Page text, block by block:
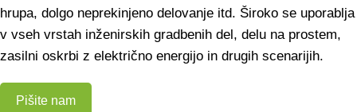
hrupa, dolgo neprekinjeno delovanje itd. Široko se uporablja
v vseh vrstah inženirskih gradbenih del, delu na prostem,
zasilni oskrbi z električno energijo in drugih scenarijih.
Pišite nam